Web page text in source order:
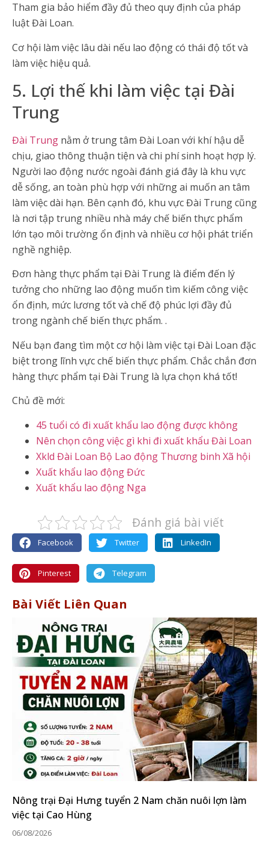
Tham gia bảo hiểm đầy đủ theo quy định của pháp
luật Đài Loan.
Cơ hội làm việc lâu dài nếu lao động có thái độ tốt và
làm việc hiệu quả.
5. Lợi thế khi làm việc tại Đài
Trung
Đài Trung nằm ở trung tâm Đài Loan với khí hậu dễ
chịu, giao thông thuận tiện và chi phí sinh hoạt hợp lý.
Người lao động nước ngoài đánh giá đây là khu vực
dễ sống, an toàn phù hợp với những ai muốn an tâm
làm việc dài hạn. Bên cạnh đó, khu vực Đài Trung cũng
là nơi tập trung nhiều nhà máy chế biến thực phẩm
lớn tạo môi trường ổn định và nhiều cơ hội phát triển
nghề nghiệp.
Đơn hàng thực phẩm tại Đài Trung là điểm đến lý
tưởng cho những lao động muốn tìm kiếm công việc
ổn định, mức lương tốt và chế độ phúc lợi đầy đủ
trong ngành chế biến thực phẩm. .
Nếu bạn đang tìm một cơ hội làm việc tại Đài Loan đặc
biệt trong lĩnh vực chế biến thực phẩm. Chắc chắn đơn
hàng thực phẩm tại Đài Trung là lựa chọn khá tốt!
Chủ đề mới:
45 tuổi có đi xuất khẩu lao động được không
Nên chọn công việc gì khi đi xuất khẩu Đài Loan
Xkld Đài Loan Bộ Lao động Thương binh Xã hội
Xuất khẩu lao động Đức
Xuất khẩu lao động Nga
Đánh giá bài viết
Facebook Twitter LinkedIn
Pinterest Telegram
Bài Viết Liên Quan
Nông trại Đại Hưng tuyển 2 Nam chăn nuôi lợn làm
việc tại Cao Hùng
06/08/2026